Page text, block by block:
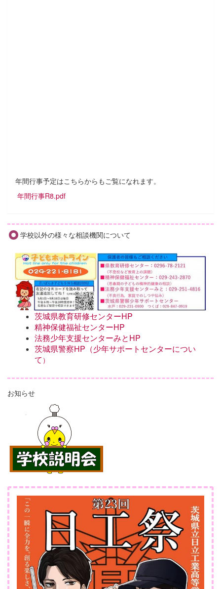
年間行事予定はこちらからもご覧になれます。
年間行事R8.pdf
学校以外の様々な相談機関について
茨城県教育研修センターHP
精神保健福祉センターHP
法務少年支援センターみとHP
茨城県警察HP（少年サポートセンターについ
て ）
お知らせ